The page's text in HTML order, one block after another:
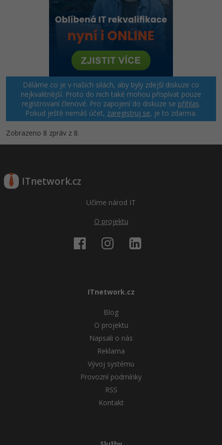
Děláme co je v našich silách, aby byly zdejší diskuze co
nejkvalitnější. Proto do nich také mohou přispívat pouze
registrovaní členové. Pro zapojení do diskuze se přihlas.
Pokud ještě nemáš účet, zaregistruj se, je to zdarma.
Zobrazeno 8 zpráv z 8.
ITnetwork.cz
Učíme národ IT
O projektu
ITnetwork.cz
Blog
O projektu
Napsali o nás
Reklama
Vývoj systému
Provozní podmínky
RSS
Kontakt